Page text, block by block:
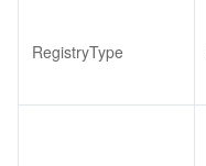
RegistryType